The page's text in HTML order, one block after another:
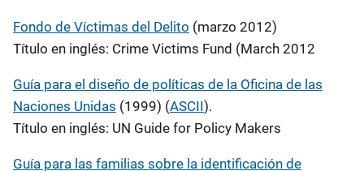
Fondo de Víctimas del Delito (marzo 2012)
Título en inglés: Crime Victims Fund (March 2012
Guía para el diseño de políticas de la Oficina de las
Naciones Unidas (1999) (ASCII).
Título en inglés: UN Guide for Policy Makers
Guía para las familias sobre la identificación de